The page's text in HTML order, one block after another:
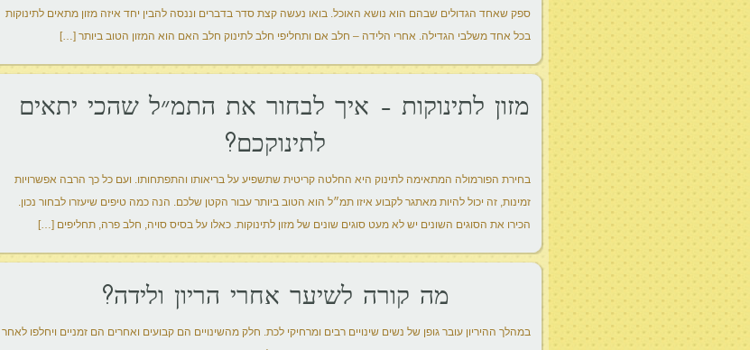
ספק שאחד הגדולים שבהם הוא נושא האוכל. בואו נעשה קצת סדר בדברים וננסה להבין יחד איזה מזון מתאים לתינוקות
בכל אחד משלבי הגדילה. אחרי הלידה – חלב אם ותחליפי חלב לתינוק חלב האם הוא המזון הטוב ביותר […]
מזון לתינוקות – איך לבחור את התמ״ל שהכי יתאים
לתינוקכם?
בחירת הפורמולה המתאימה לתינוק היא החלטה קריטית שתשפיע על בריאותו והתפתחותו. ועם כל כך הרבה אפשרויות
זמינות, זה יכול להיות מאתגר לקבוע איזו תמ״ל הוא הטוב ביותר עבור הקטן שלכם. הנה כמה טיפים שיעזרו לבחור נכון.
הכירו את הסוגים השונים יש לא מעט סוגים שונים של מזון לתינוקות. כאלו על בסיס סויה, חלב פרה, תחליפים […]
מה קורה לשיער אחרי הריון ולידה?
במהלך ההיריון עובר גופן של נשים שינויים רבים ומרחיקי לכת. חלק מהשינויים הם קבועים ואחרים הם זמניים ויחלפו לאחר